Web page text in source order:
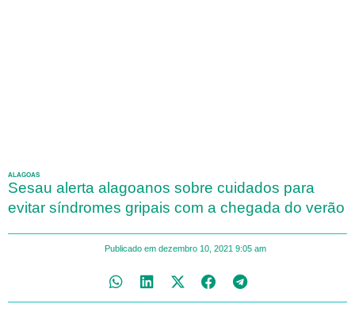
ALAGOAS
Sesau alerta alagoanos sobre cuidados para
evitar síndromes gripais com a chegada do verão
Publicado em dezembro 10, 2021 9:05 am